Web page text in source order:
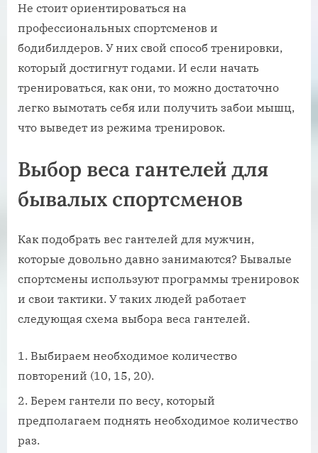
Не стоит ориентироваться на
профессиональных спортсменов и
бодибилдеров. У них свой способ тренировки,
который достигнут годами. И если начать
тренироваться, как они, то можно достаточно
легко вымотать себя или получить забои мышц,
что выведет из режима тренировок.
Выбор веса гантелей для
бывалых спортсменов
Как подобрать вес гантелей для мужчин,
которые довольно давно занимаются? Бывалые
спортсмены используют программы тренировок
и свои тактики. У таких людей работает
следующая схема выбора веса гантелей.
Выбираем необходимое количество
повторений (10, 15, 20).
Берем гантели по весу, который
предполагаем поднять необходимое количество
раз.